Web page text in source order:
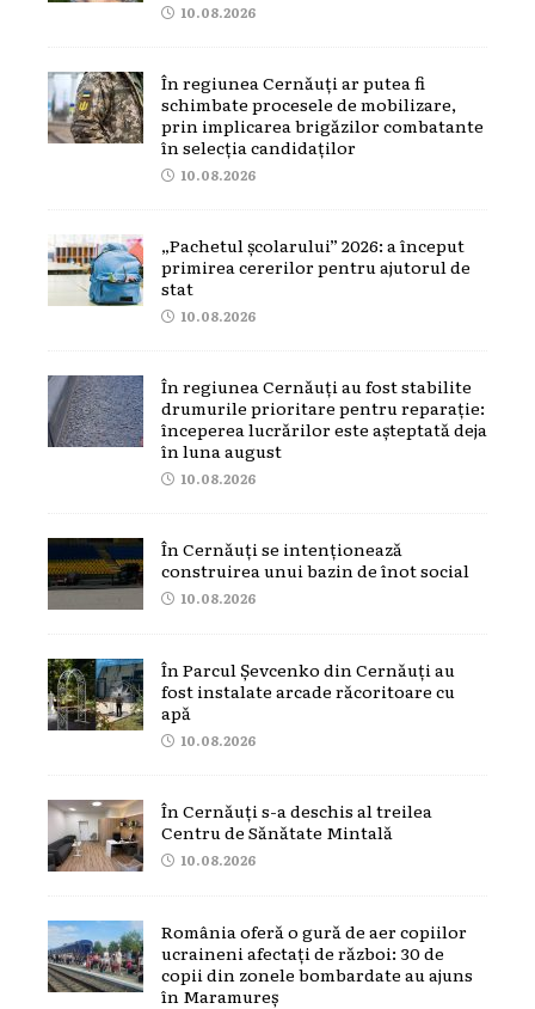
10.08.2026
În regiunea Cernăuți ar putea fi
schimbate procesele de mobilizare,
prin implicarea brigăzilor combatante
în selecția candidaților
10.08.2026
„Pachetul școlarului” 2026: a început
primirea cererilor pentru ajutorul de
stat
10.08.2026
În regiunea Cernăuți au fost stabilite
drumurile prioritare pentru reparație:
începerea lucrărilor este așteptată deja
în luna august
10.08.2026
În Cernăuți se intenționează
construirea unui bazin de înot social
10.08.2026
În Parcul Șevcenko din Cernăuți au
fost instalate arcade răcoritoare cu
apă
10.08.2026
În Cernăuți s-a deschis al treilea
Centru de Sănătate Mintală
10.08.2026
România oferă o gură de aer copiilor
ucraineni afectați de război: 30 de
copii din zonele bombardate au ajuns
în Maramureș